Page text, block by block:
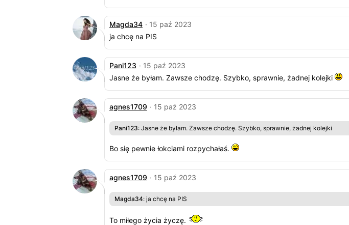
Magda34 · 15 paź 2023
ja chcę na PIS
Pani123 · 15 paź 2023
Jasne że byłam. Zawsze chodzę. Szybko, sprawnie, żadnej kolejki
agnes1709 · 15 paź 2023
Pani123: Jasne że byłam. Zawsze chodzę. Szybko, sprawnie, żadnej kolejki
Bo się pewnie łokciami rozpychałaś.
agnes1709 · 15 paź 2023
Magda34: ja chcę na PIS
To miłego życia życzę.